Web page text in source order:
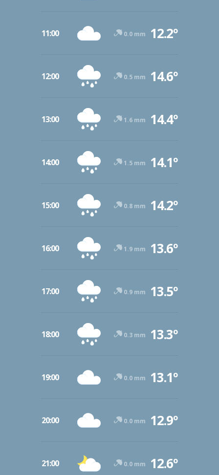
11:00 0.0 mm 12.2º
12:00 0.5 mm 14.6º
13:00 1.6 mm 14.4º
14:00 1.5 mm 14.1º
15:00 0.8 mm 14.2º
16:00 1.9 mm 13.6º
17:00 0.9 mm 13.5º
18:00 0.3 mm 13.3º
19:00 0.0 mm 13.1º
20:00 0.0 mm 12.9º
21:00 0.0 mm 12.6º